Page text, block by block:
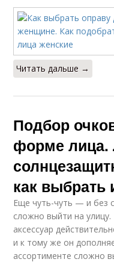
Читать дальше →
Подбор
форме лица.
как
Еще чуть-чуть — и без
сложно выйти на
аксессуар
и к тому же он
ассортименте сложно